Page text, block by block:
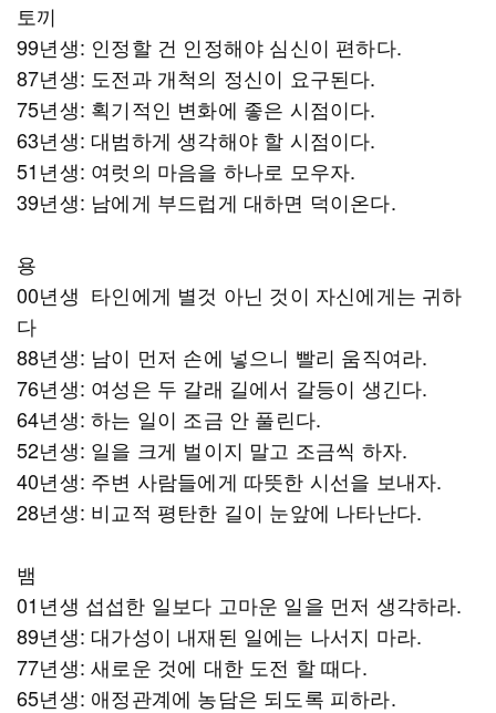
토끼
99년생: 인정할 건 인정해야 심신이 편하다.
87년생: 도전과 개척의 정신이 요구된다.
75년생: 획기적인 변화에 좋은 시점이다.
63년생: 대범하게 생각해야 할 시점이다.
51년생: 여럿의 마음을 하나로 모우자.
39년생: 남에게 부드럽게 대하면 덕이온다.
용
00년생 타인에게 별것 아닌 것이 자신에게는 귀하
다
88년생: 남이 먼저 손에 넣으니 빨리 움직여라.
76년생: 여성은 두 갈래 길에서 갈등이 생긴다.
64년생: 하는 일이 조금 안 풀린다.
52년생: 일을 크게 벌이지 말고 조금씩 하자.
40년생: 주변 사람들에게 따뜻한 시선을 보내자.
28년생: 비교적 평탄한 길이 눈앞에 나타난다.
뱀
01년생 섭섭한 일보다 고마운 일을 먼저 생각하라.
89년생: 대가성이 내재된 일에는 나서지 마라.
77년생: 새로운 것에 대한 도전 할 때다.
65년생: 애정관계에 농담은 되도록 피하라.